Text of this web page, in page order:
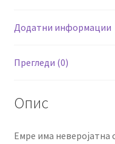
Додатни информации
Прегледи (0)
Опис
Емре има неверојатна